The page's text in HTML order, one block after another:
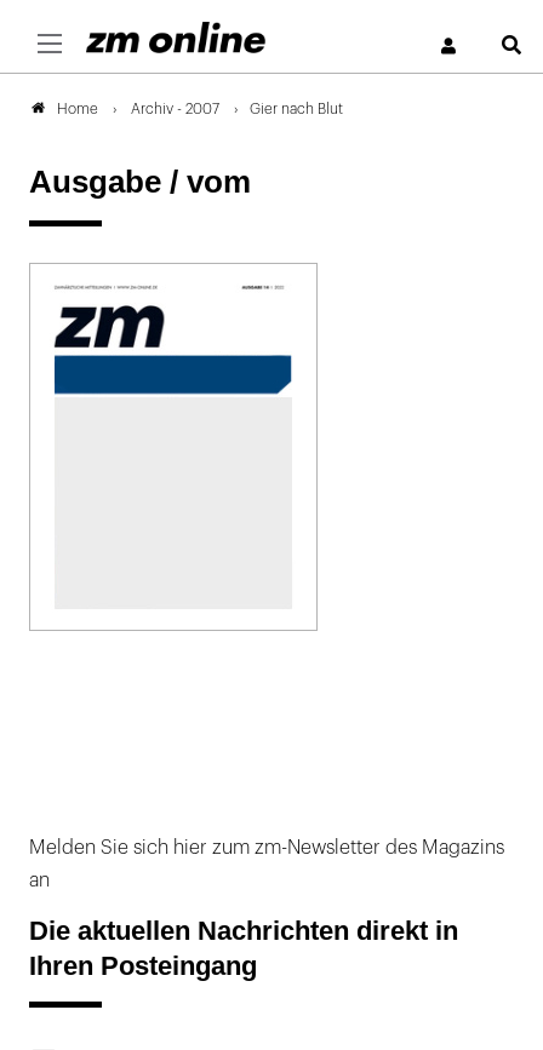
Home Archiv - 2007 Gier nach Blut
Ausgabe / vom
Melden Sie sich hier zum zm-Newsletter des Magazins
an
Die aktuellen Nachrichten direkt in
Ihren Posteingang